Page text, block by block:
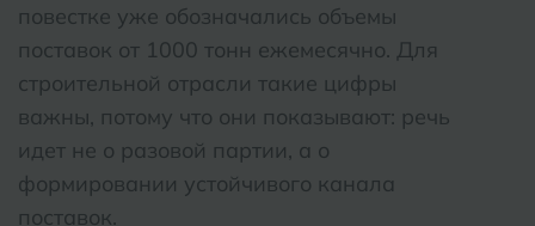
повестке уже обозначались объемы
поставок от 1000 тонн ежемесячно. Для
строительной отрасли такие цифры
важны, потому что они показывают: речь
идет не о разовой партии, а о
формировании устойчивого канала
поставок.